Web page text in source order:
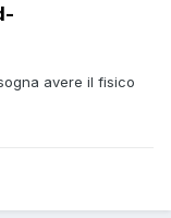
avere il fisico